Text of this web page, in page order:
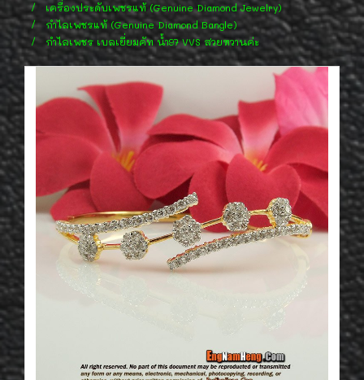
เครื่องประดับเพชรแท้ (Genuine Diamond Jewelry)
กำไลเพชรแท้ (Genuine Diamond Bangle)
กำไลเพชร เบลเยี่ยมคัท น้ำ97 VVS สวยหวานค่ะ